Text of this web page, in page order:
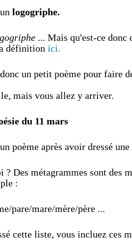
logogriphe.
... Mais qu'est-ce donc
définition ici.
un petit poème pour faire
mais vous allez y arriver.
du 11 mars
poème après avoir dressé
? Des métagrammes sont des
:
pare/mare/mère/père ...
cette liste, vous incluez ces